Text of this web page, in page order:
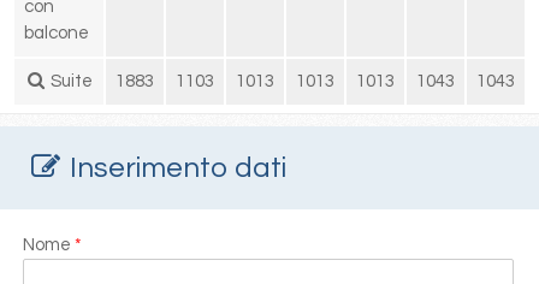
con
balcone
Suite 1883 1103 1013 1013 1013 1043 1043
Inserimento dati
Nome *